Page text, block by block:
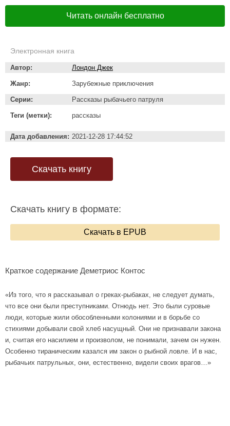
Читать онлайн бесплатно
Электронная книга
Автор: Лондон Джек
Жанр: Зарубежные приключения
Серии: Рассказы рыбачьего патруля
Теги (метки): рассказы
Дата добавления: 2021-12-28 17:44:52
Скачать книгу
Скачать книгу в формате:
Скачать в EPUB
Краткое содержание Деметриос Контос
«Из того, что я рассказывал о греках-рыбаках, не следует думать,
что все они были преступниками. Отнюдь нет. Это были суровые
люди, которые жили обособленными колониями и в борьбе со
стихиями добывали свой хлеб насущный. Они не признавали закона
и, считая его насилием и произволом, не понимали, зачем он нужен.
Особенно тираническим казался им закон о рыбной ловле. И в нас,
рыбачьих патрульных, они, естественно, видели своих врагов…»